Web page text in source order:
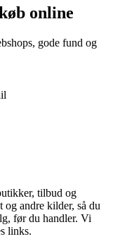
online
gode fund og
tilbud og
andre kilder, så du
før du handler. Vi
links.